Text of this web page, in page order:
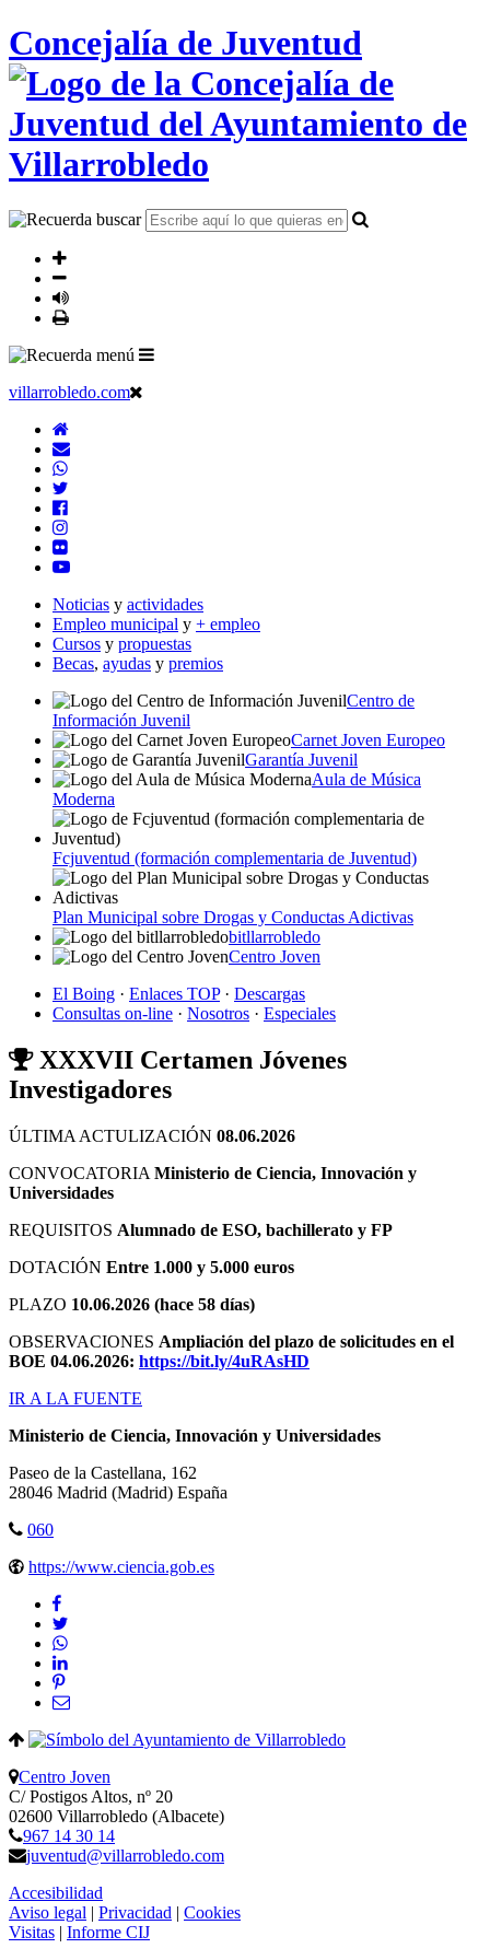
Concejalía de Juventud
villarrobledo.com
Noticias y actividades
Empleo municipal y + empleo
Cursos y propuestas
Becas, ayudas y premios
Centro de
Información Juvenil
Carnet Joven Europeo
Garantía Juvenil
Aula de Música
Moderna
Fcjuventud (formación complementaria de Juventud)
Plan Municipal sobre Drogas y Conductas Adictivas
bitllarrobledo
Centro Joven
El Boing · Enlaces TOP· Descargas
Consultas on-line · Nosotros · Especiales
XXXVII Certamen Jóvenes
Investigadores
ÚLTIMA ACTULIZACIÓN 08.06.2026
CONVOCATORIA Ministerio de Ciencia, Innovación y
Universidades
REQUISITOS Alumnado de ESO, bachillerato y FP
DOTACIÓN Entre 1.000 y 5.000 euros
PLAZO 10.06.2026 (hace 58 días)
OBSERVACIONES Ampliación del plazo de solicitudes en el
BOE 04.06.2026: https://bit.ly/4uRAsHD
IR A LA FUENTE
Ministerio de Ciencia, Innovación y Universidades
Paseo de la Castellana, 162
28046 Madrid (Madrid) España
060
https://www.ciencia.gob.es
Centro Joven
C/ Postigos Altos, nº 20
02600 Villarrobledo (Albacete)
967 14 30 14
juventud@villarrobledo.com
Accesibilidad
Aviso legal | Privacidad | Cookies
Visitas | Informe CIJ